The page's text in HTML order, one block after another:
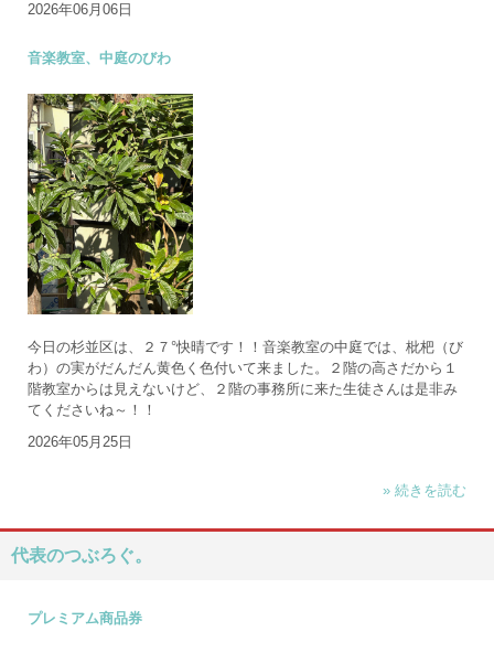
2026年06月06日
音楽教室、中庭のびわ
今日の杉並区は、２７°快晴です！！音楽教室の中庭では、枇杷（び
わ）の実がだんだん黄色く色付いて来ました。２階の高さだから１
階教室からは見えないけど、２階の事務所に来た生徒さんは是非み
てくださいね～！！
2026年05月25日
» 続きを読む
代表のつぶろぐ。
プレミアム商品券